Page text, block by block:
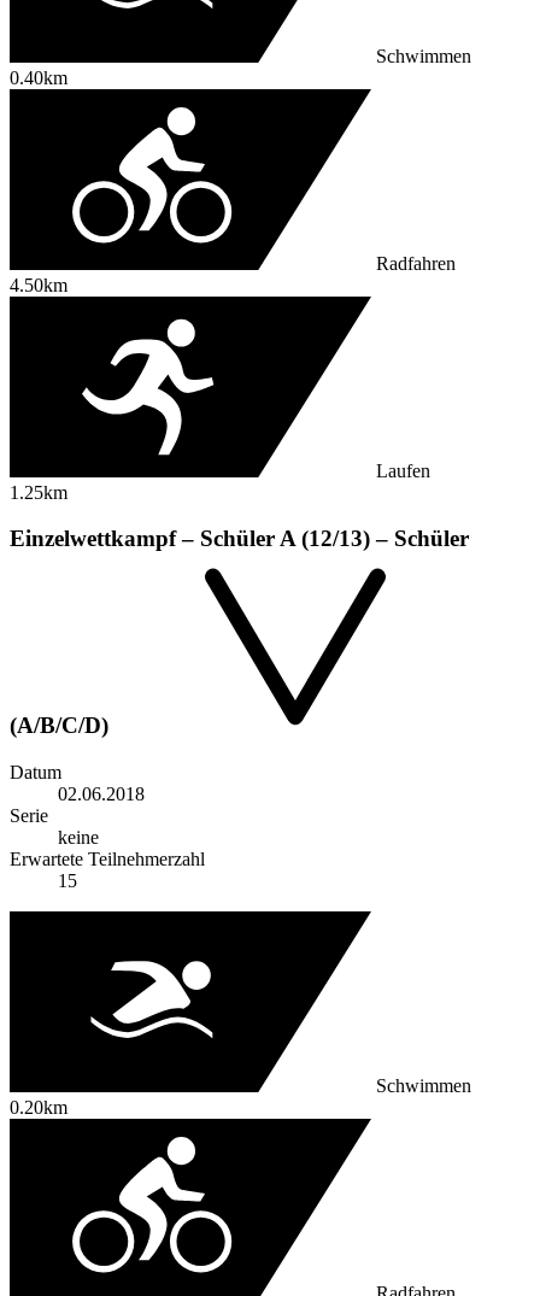
Schwimmen
0.40km
Radfahren
4.50km
Laufen
1.25km
Einzelwettkampf – Schüler A (12/13) – Schüler
(A/B/C/D)
Datum
02.06.2018
Serie
keine
Erwartete Teilnehmerzahl
15
Schwimmen
0.20km